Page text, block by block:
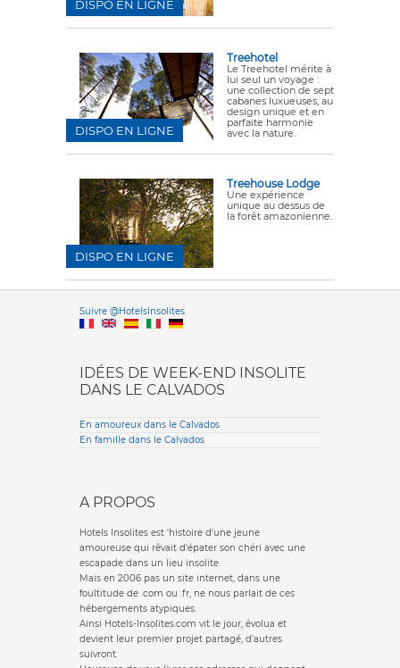
DISPO EN LIGNE
Treehotel
Le Treehotel mérite à
lui seul un voyage :
une collection de sept
cabanes luxueuses, au
design unique et en
parfaite harmonie
avec la nature.
DISPO EN LIGNE
Treehouse Lodge
Une expérience
unique au dessus de
la forêt amazonienne.
DISPO EN LIGNE
Suivre @HotelsInsolitesVersione
IDÉES DE WEEK-END INSOLITE
DANS LE CALVADOS
En amoureux dans le Calvados
En famille dans le Calvados
A PROPOS
Hotels Insolites est 'histoire d'une jeune
amoureuse qui rêvait d'épater son chéri avec une
escapade dans un lieu insolite.
Mais en 2006 pas un site internet, dans une
foultitude de .com ou .fr, ne nous parlait de ces
hébergements atypiques.
Ainsi Hotels-Insolites.com vit le jour, évolua et
devient leur premier projet partagé, d'autres
suivront.